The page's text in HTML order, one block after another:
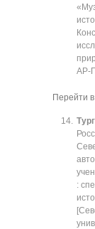
АР-
Перейти в
: